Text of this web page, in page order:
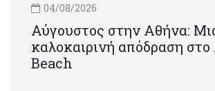
04/08/2026
Αύγουστος στην Αθήνα:
καλοκαιρινή απόδραση
Beach